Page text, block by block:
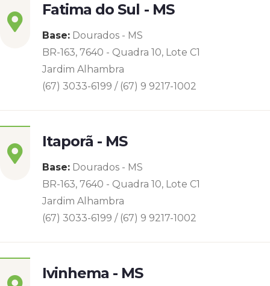
Fatima do Sul - MS
Base: Dourados - MS
BR-163, 7640 - Quadra 10, Lote C1
Jardim Alhambra
(67) 3033-6199 / (67) 9 9217-1002
Itaporã - MS
Base: Dourados - MS
BR-163, 7640 - Quadra 10, Lote C1
Jardim Alhambra
(67) 3033-6199 / (67) 9 9217-1002
Ivinhema - MS